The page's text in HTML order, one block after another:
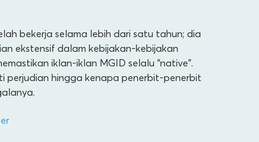
bekerja selama lebih dari satu tahun; dia
ekstensif dalam kebijakan-kebijakan
iklan-iklan MGID selalu “native”.
perjudian hingga kenapa penerbit-penerbit